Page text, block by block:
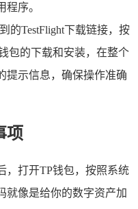
序。
的TestFlight下载链接，按
包的下载和安装，在整个
提示信息，确保操作准确
项
，打开TP钱包，按照系统
就像是给你的数字资产加